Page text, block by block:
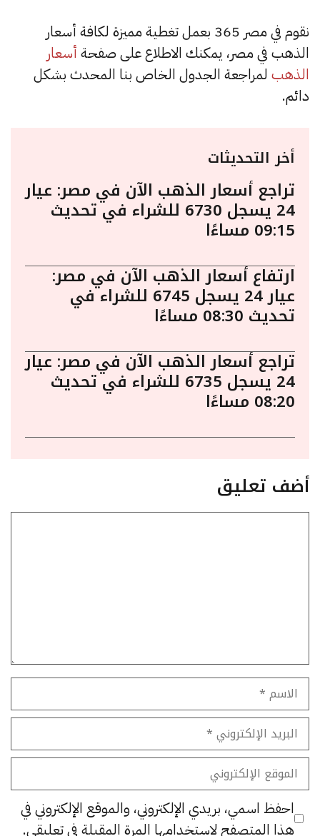
نقوم في مصر 365 بعمل تغطية مميزة لكافة أسعار
الذهب في مصر، يمكنك الاطلاع على صفحة أسعار
الذهب لمراجعة الجدول الخاص بنا المحدث بشكل
دائم.
أخر التحديثات
تراجع أسعار الذهب الآن في مصر: عيار
24 يسجل 6730 للشراء في تحديث
09:15 مساءًا
ارتفاع أسعار الذهب الآن في مصر:
عيار 24 يسجل 6745 للشراء في
تحديث 08:30 مساءًا
تراجع أسعار الذهب الآن في مصر: عيار
24 يسجل 6735 للشراء في تحديث
08:20 مساءًا
أضف تعليق
الاسم
البريد
الإلكتروني
الموقع
الإلكتروني
احفظ اسمي، بريدي الإلكتروني، والموقع الإلكتروني في
هذا المتصفح لاستخدامها المرة المقبلة في تعليقي.